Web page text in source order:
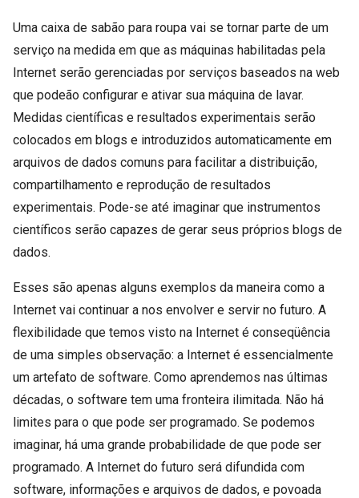
Uma caixa de sabão para roupa vai se tornar parte de um
serviço na medida em que as máquinas habilitadas pela
Internet serão gerenciadas por serviços baseados na web
que podeão configurar e ativar sua máquina de lavar.
Medidas científicas e resultados experimentais serão
colocados em blogs e introduzidos automaticamente em
arquivos de dados comuns para facilitar a distribuição,
compartilhamento e reprodução de resultados
experimentais. Pode-se até imaginar que instrumentos
científicos serão capazes de gerar seus próprios blogs de
dados.
Esses são apenas alguns exemplos da maneira como a
Internet vai continuar a nos envolver e servir no futuro. A
flexibilidade que temos visto na Internet é conseqüência
de uma simples observação: a Internet é essencialmente
um artefato de software. Como aprendemos nas últimas
décadas, o software tem uma fronteira ilimitada. Não há
limites para o que pode ser programado. Se podemos
imaginar, há uma grande probabilidade de que pode ser
programado. A Internet do futuro será difundida com
software, informações e arquivos de dados, e povoada